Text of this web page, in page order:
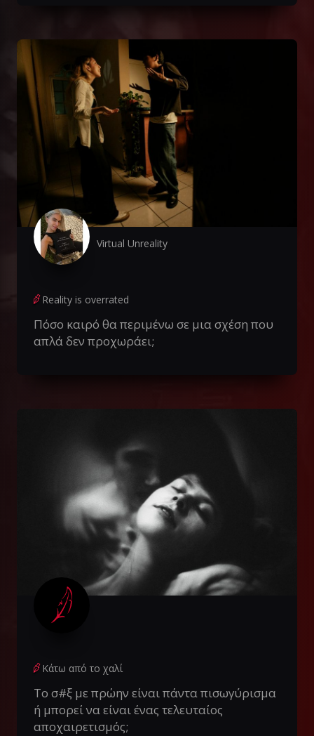
Virtual Unreality
Reality is overrated
Πόσο καιρό θα περιμένω σε μια σχέση που
απλά δεν προχωράει;
Κάτω από το χαλί
Το σ#ξ με πρώην είναι πάντα πισωγύρισμα
ή μπορεί να είναι ένας τελευταίος
αποχαιρετισμός;